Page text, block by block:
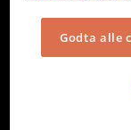
Personvern
Godta alle